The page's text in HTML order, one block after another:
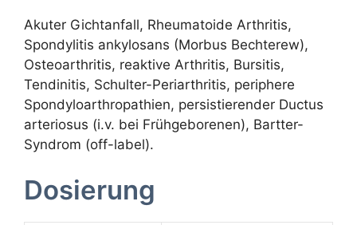
Akuter Gichtanfall, Rheumatoide Arthritis,
Spondylitis ankylosans (Morbus Bechterew),
Osteoarthritis, reaktive Arthritis, Bursitis,
Tendinitis, Schulter-Periarthritis, periphere
Spondyloarthropathien, persistierender Ductus
arteriosus (i.v. bei Frühgeborenen), Bartter-
Syndrom (off-label).
Dosierung